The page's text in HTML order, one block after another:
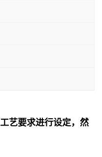
艺要求进行设定，然